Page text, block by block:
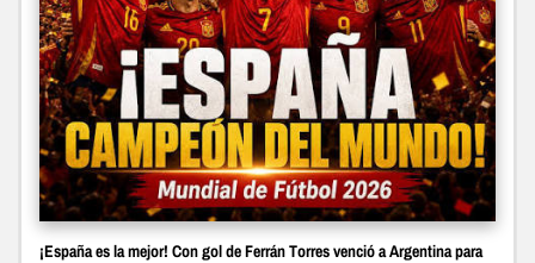
¡España es la mejor! Con gol de Ferrán Torres venció a Argentina para